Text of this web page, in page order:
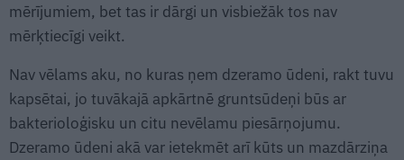
mērījumiem, bet tas ir dārgi un visbiežāk tos nav
mērķtiecīgi veikt.
Nav vēlams aku, no kuras ņem dzeramo ūdeni, rakt tuvu
kapsētai, jo tuvākajā apkārtnē gruntsūdeņi būs ar
bakterioloģisku un citu nevēlamu piesārņojumu.
Dzeramo ūdeni akā var ietekmēt arī kūts un mazdārziņa